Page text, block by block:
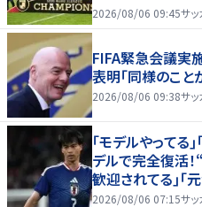
2026/08/06 09:45サッ
FIFA緊急会議実
表明「同様のこと
2026/08/06 09:38サッ
｢モデルやってる
デルで完全復活
歓迎されてる｣｢
2026/08/06 07:15サッ